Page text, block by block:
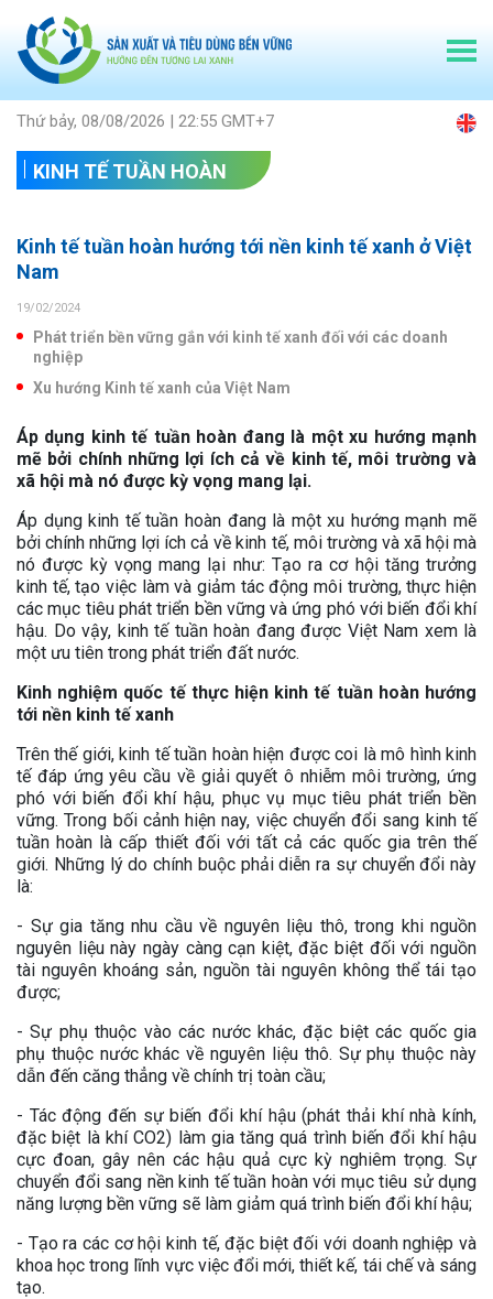
Thứ bảy, 08/08/2026 | 22:55 GMT+7
KINH TẾ TUẦN HOÀN
Kinh tế tuần hoàn hướng tới nền kinh tế xanh ở Việt
Nam
19/02/2024
Phát triển bền vững gắn với kinh tế xanh đối với các doanh
nghiệp
Xu hướng Kinh tế xanh của Việt Nam
Áp dụng kinh tế tuần hoàn đang là một xu hướng mạnh
mẽ bởi chính những lợi ích cả về kinh tế, môi trường và
xã hội mà nó được kỳ vọng mang lại.
Áp dụng kinh tế tuần hoàn đang là một xu hướng mạnh mẽ
bởi chính những lợi ích cả về kinh tế, môi trường và xã hội mà
nó được kỳ vọng mang lại như: Tạo ra cơ hội tăng trưởng
kinh tế, tạo việc làm và giảm tác động môi trường, thực hiện
các mục tiêu phát triển bền vững và ứng phó với biến đổi khí
hậu. Do vậy, kinh tế tuần hoàn đang được Việt Nam xem là
một ưu tiên trong phát triển đất nước.
Kinh nghiệm quốc tế thực hiện kinh tế tuần hoàn hướng
tới nền kinh tế xanh
Trên thế giới, kinh tế tuần hoàn hiện được coi là mô hình kinh
tế đáp ứng yêu cầu về giải quyết ô nhiễm môi trường, ứng
phó với biến đổi khí hậu, phục vụ mục tiêu phát triển bền
vững. Trong bối cảnh hiện nay, việc chuyển đổi sang kinh tế
tuần hoàn là cấp thiết đối với tất cả các quốc gia trên thế
giới. Những lý do chính buộc phải diễn ra sự chuyển đổi này
là:
- Sự gia tăng nhu cầu về nguyên liệu thô, trong khi nguồn
nguyên liệu này ngày càng cạn kiệt, đặc biệt đối với nguồn
tài nguyên khoáng sản, nguồn tài nguyên không thể tái tạo
được;
- Sự phụ thuộc vào các nước khác, đặc biệt các quốc gia
phụ thuộc nước khác về nguyên liệu thô. Sự phụ thuộc này
dẫn đến căng thẳng về chính trị toàn cầu;
- Tác động đến sự biến đổi khí hậu (phát thải khí nhà kính,
đặc biệt là khí CO2) làm gia tăng quá trình biến đổi khí hậu
cực đoan, gây nên các hậu quả cực kỳ nghiêm trọng. Sự
chuyển đổi sang nền kinh tế tuần hoàn với mục tiêu sử dụng
năng lượng bền vững sẽ làm giảm quá trình biến đổi khí hậu;
- Tạo ra các cơ hội kinh tế, đặc biệt đối với doanh nghiệp và
khoa học trong lĩnh vực việc đổi mới, thiết kế, tái chế và sáng
tạo.